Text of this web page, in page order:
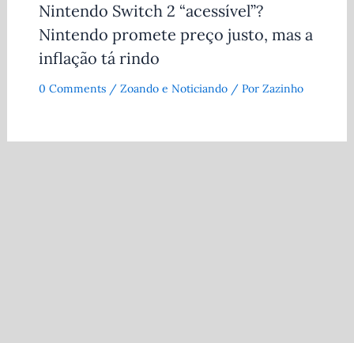
Nintendo Switch 2 “acessível”?
Nintendo promete preço justo, mas a
inflação tá rindo
0 Comments / Zoando e Noticiando/ Por Zazinho